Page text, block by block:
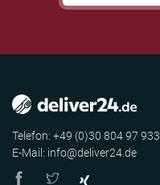
Telefon: +49 (0)30 804 97 933
E-Mail: info@deliver24.de